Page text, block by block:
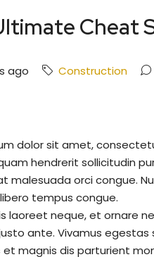
Cheat
ago Construction
dolor sit amet,
hendrerit sollicitudin
malesuada orci congue.
libero tempus congue.
laoreet neque, et ornare
ante. Vivamus egestas
magnis dis parturient